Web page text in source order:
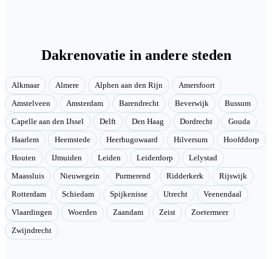
Dakrenovatie in andere steden
Alkmaar Almere Alphen aan den Rijn Amersfoort
Amstelveen Amsterdam Barendrecht Beverwijk Bussum
Capelle aan den IJssel Delft Den Haag Dordrecht Gouda
Haarlem Heemstede Heerhugowaard Hilversum Hoofddorp
Houten IJmuiden Leiden Leiderdorp Lelystad
Maassluis Nieuwegein Purmerend Ridderkerk Rijswijk
Rotterdam Schiedam Spijkenisse Utrecht Veenendaal
Vlaardingen Woerden Zaandam Zeist Zoetermeer
Zwijndrecht